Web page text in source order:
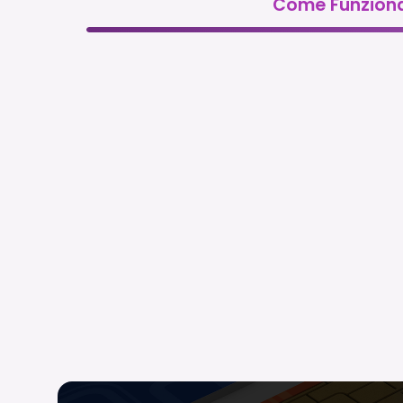
Come